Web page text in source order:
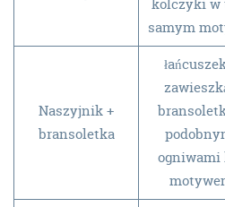
kolczyki w
samym
Naszyjnik +
bransoletka
ogniwami